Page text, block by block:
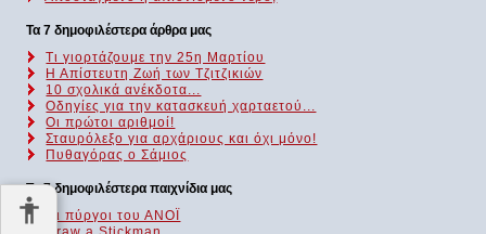
Τα 7 δημοφιλέστερα άρθρα μας
Τι γιορτάζουμε την 25η Μαρτίου
Η Απίστευτη Ζωή των Τζιτζικιών
10 σχολικά ανέκδοτα...
Οδηγίες για την κατασκευή χαρταετού...
Οι πρώτοι αριθμοί!
Σταυρόλεξο για αρχάριους και όχι μόνο!
Πυθαγόρας ο Σάμιος
Τα 7 δημοφιλέστερα παιχνίδια μας
Οι πύργοι του ΑΝΟΪ